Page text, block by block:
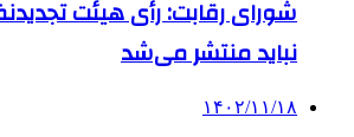
شورای رقابت: رأی هیئت
نباید منتشر می‌شد
۱۴۰۲/۱۱/۱۸